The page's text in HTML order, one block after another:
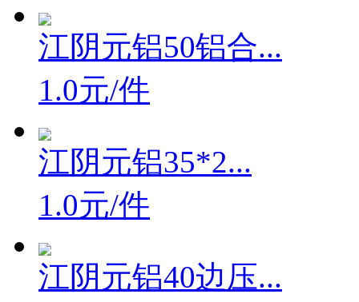
江阴元铝50铝合...
1.0元/件
江阴元铝35*2...
1.0元/件
江阴元铝40边压...